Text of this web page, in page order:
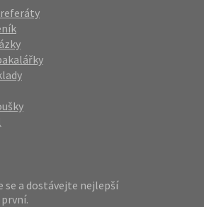
se a dostávejte nejlepší